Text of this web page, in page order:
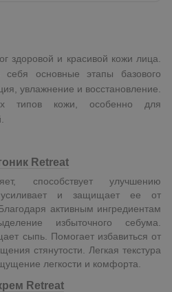
здоровой и красивой кожи лица.
основные этапы базового
увлажнение и восстановление.
типов кожи, особенно для
Retreat
способствует улучшению
и защищает ее от
активным ингредиентам
избыточного себума.
сыпь. Помогает избавиться от
стянутости. Легкая текстура
легкости и комфорта.
Retreat